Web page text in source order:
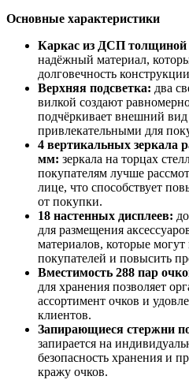
Основные характеристики
Каркас из ДСП
надёжный материал,
долговечность
Верхняя подсветка: два
вилкой создают
подчёркивает внешний вид
привлекательными для
4 вертикальных зеркала
мм: зеркала на торцах
покупателям лучше
лице, что способствует
от покупки.
18 настенных дисплеев:
для размещения
материалов, которые
покупателей и повысить
Вместимость 288 пар
для хранения позволяет
ассортимент очков и
клиентов.
Запирающиеся стержни
запирается на
безопасность хранения и
кражу очков.